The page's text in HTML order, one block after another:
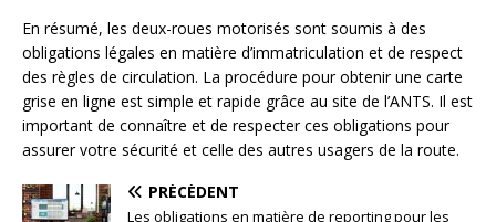
En résumé, les deux-roues motorisés sont soumis à des
obligations légales en matière d’immatriculation et de respect
des règles de circulation. La procédure pour obtenir une carte
grise en ligne est simple et rapide grâce au site de l’ANTS. Il est
important de connaître et de respecter ces obligations pour
assurer votre sécurité et celle des autres usagers de la route.
PRÉCÉDENT
Les obligations en matière de reporting pour les